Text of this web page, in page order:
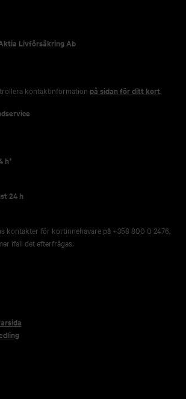
Livförsäkring Ab
kontaktinformation på sidan för ditt kort.
h*
24 h
kontakter för kortinnehavare på +358 800 0 2476,
ifall det efterfrågas.